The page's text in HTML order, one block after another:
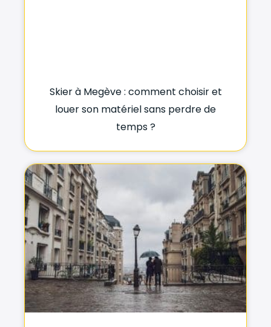
Skier à Megève : comment choisir et
louer son matériel sans perdre de
temps ?